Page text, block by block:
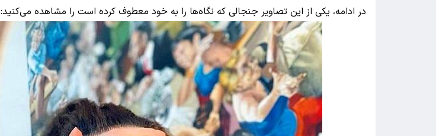
در ادامه، یکی از این تصاویر جنجالی که نگاه‌ها را به خود معطوف کرده است را مشاهده می‌کنید: